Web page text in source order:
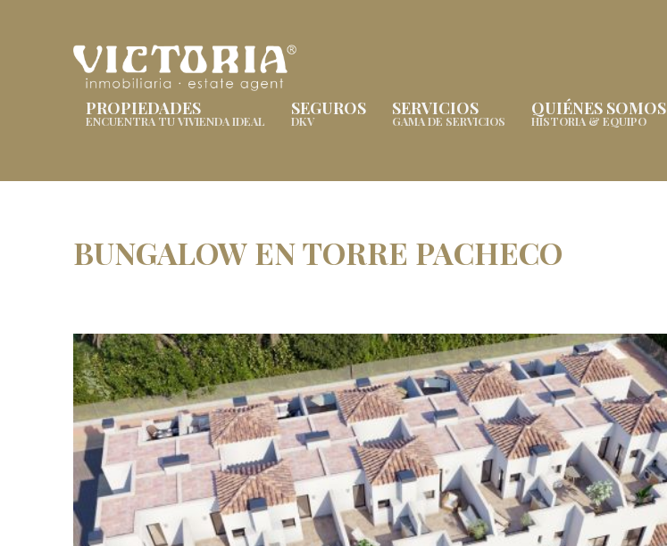
PROPIEDADES
ENCUENTRA TU VIVIENDA IDEAL
SEGUROS
DKV
SERVICIOS
GAMA DE SERVICIOS
QUIÉNES SOMOS
HISTORIA & EQUIPO
BUNGALOW EN TORRE PACHECO